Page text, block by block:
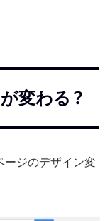
変わる？
ージのデザイン変